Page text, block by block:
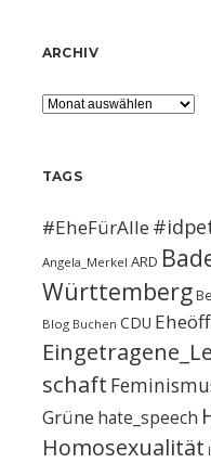
ARCHIV
Archiv
TAGS
#EheFürAlle
Angela_Merkel ARD
Württemberg
Blog Buchen CDU
schaft
Grüne hate_speech
Homosexualität